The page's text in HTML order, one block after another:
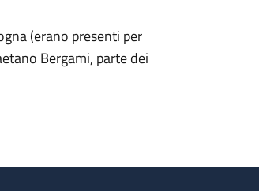
(erano presenti per
Bergami, parte dei